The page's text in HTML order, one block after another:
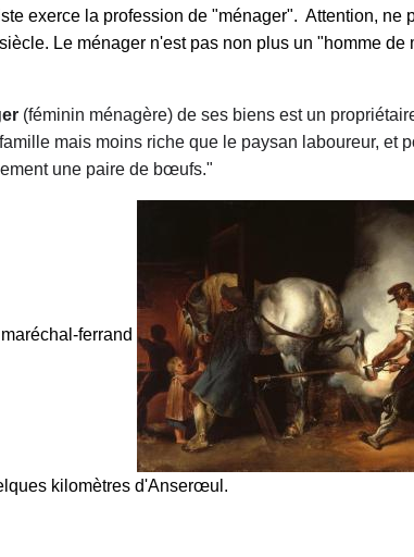
exerce la profession de "ménager". Attention, ne
Le ménager n'est pas non plus un "homme
(féminin ménagère) de ses biens est un
mais moins riche que le paysan laboureur, et
une paire de bœufs."
ferrand
kilomètres d'Anserœul.